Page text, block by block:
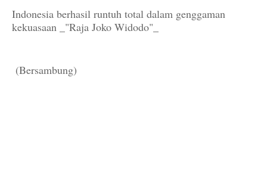
Indonesia berhasil runtuh total dalam genggaman
kekuasaan _"Raja Joko Widodo"_
(Bersambung)